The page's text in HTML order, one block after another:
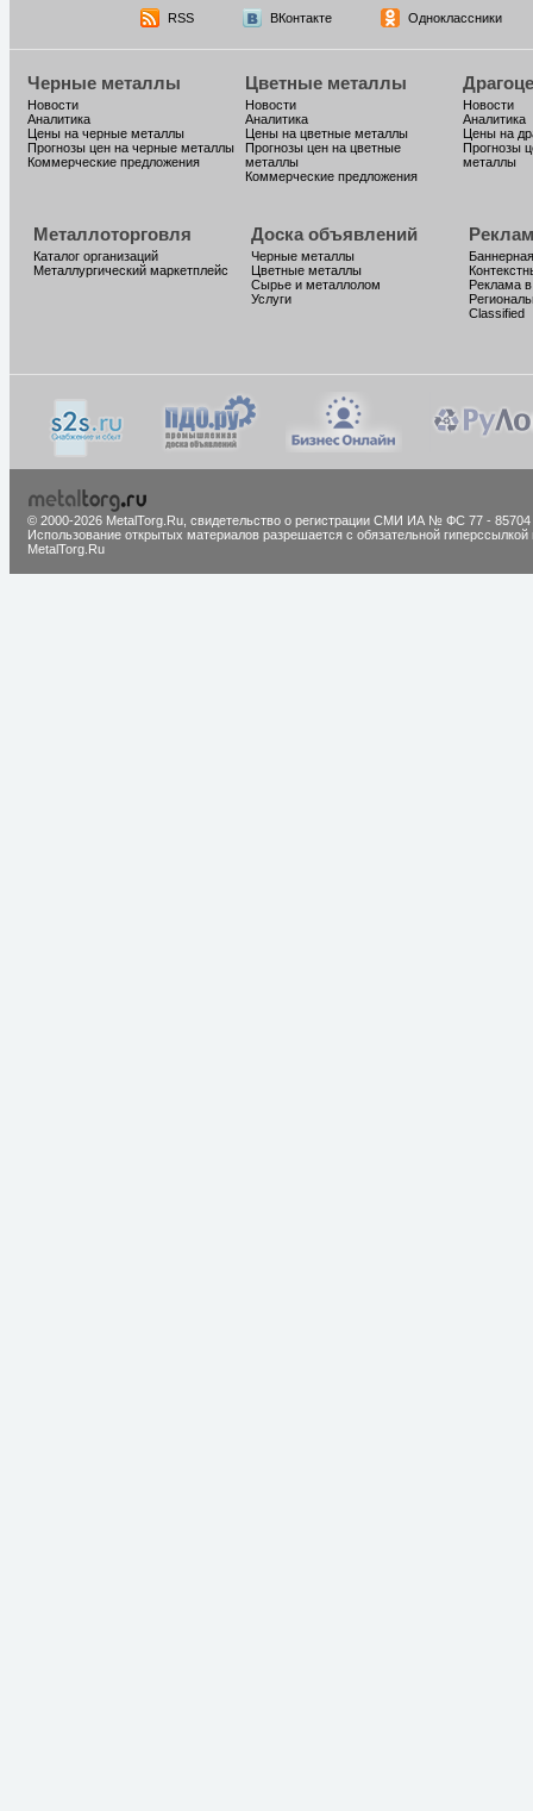
RSS ВКонтакте Одноклассники
Черные металлы
Новости
Аналитика
Цены на черные металлы
Прогнозы цен на черные металлы
Коммерческие предложения
Цветные металлы
Новости
Аналитика
Цены на цветные металлы
Прогнозы цен на цветные
металлы
Коммерческие предложения
Новости
Аналитика
Цены на
Прогнозы
металлы
Металлоторговля
Каталог организаций
Металлургический маркетплейс
Доска объявлений
Черные металлы
Цветные металлы
Сырье и металлолом
Услуги
Реклама
Classified
© 2000-2026 MetalTorg.Ru, cвидетельство о регистрации СМИ ИА № ФС 77 - 85704
Использование открытых материалов разрешается с обязательной гиперссылкой
MetalTorg.Ru